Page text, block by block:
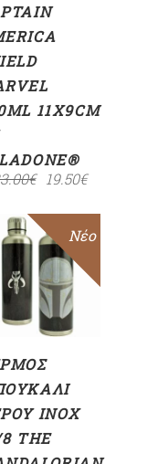
11X9CM
€ 19.50€
Sale
Νέο
ΠΡΟΣΘΉΚΗ
ΣΤΟ
ΚΑΛΆΘΙ
INOX
THE